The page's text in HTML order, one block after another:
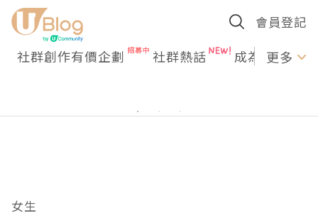
會員登記
社群創作有價企劃 社群熱話 成為U更多
女生